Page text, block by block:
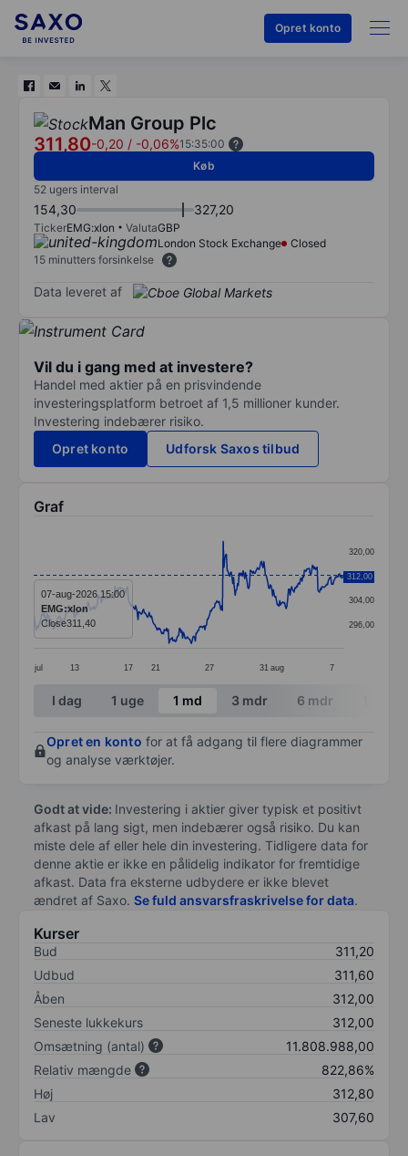
Opret konto
Man Group Plc
311,80-0,20 / -0,06%15:35:00
Køb
52 ugers interval
154,30 327,20
TickerEMG:xlon ValutaGBP
London Stock Exchange
Closed
15 minutters forsinkelse
Data leveret af
Vil du i gang med at investere?
Handel med aktier på en prisvindende
investeringsplatform betroet af 1,5 millioner kunder.
Investering indebærer risiko.
Opret konto
Udforsk Saxos tilbud
Graf
Line chart with 391 data points.
The chart has 1 X axis displaying categories.
The chart has 1 Y axis displaying values. Data
jul 13 17 21 27 31 aug 7
296,00
304,00
312,00
320,00
312,00
07-aug-2026 15:00
EMG:xlon
Close311,40
End of interactive chart.
I dag 1 uge 1 md 3 mdr 6 mdr
Opret en konto for at få adgang til flere diagrammer
og analyse værktøjer.
Godt at vide: Investering i aktier giver typisk et positivt
afkast på lang sigt, men indebærer også risiko. Du kan
miste dele af eller hele din investering. Tidligere data for
denne aktie er ikke en pålidelig indikator for fremtidige
afkast. Data fra eksterne udbydere er ikke blevet
ændret af Saxo. Se fuld ansvarsfraskrivelse for data.
Kurser
Bud
311,20
Udbud
311,60
Åben
312,00
Seneste lukkekurs
312,00
Omsætning (antal)
11.808.988,00
Relativ mængde
822,86%
Høj
312,80
Lav
307,60